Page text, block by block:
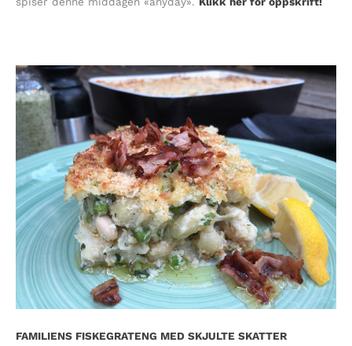
FAMILIENS FISKEGRATENG MED SKJULTE SKATTER